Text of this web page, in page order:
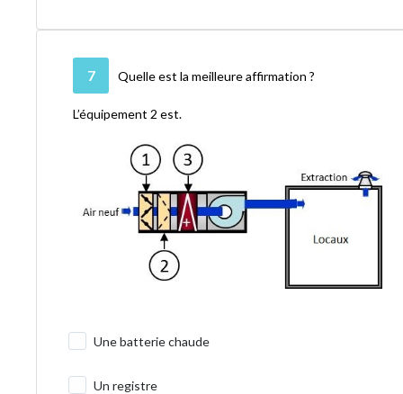
7 Quelle est la meilleure affirmation ?
L’équipement 2 est.
Une batterie chaude
Un registre